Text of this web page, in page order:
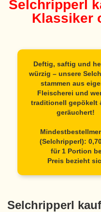
Selchripperl
Klassiker
Deftig, saftig und
würzig – unsere
stammen aus
Fleischerei und
traditionell gepökelt
geräuchert!
(Selchripperl):
für 1 Portion
Preis bezieht
Selchripperl